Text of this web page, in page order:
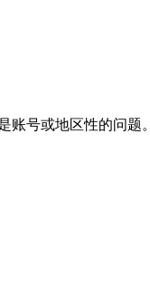
账号或地区性的问题。